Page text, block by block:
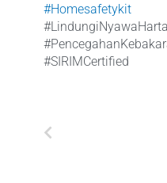
#Homesafetykit
#SIRIMCertified